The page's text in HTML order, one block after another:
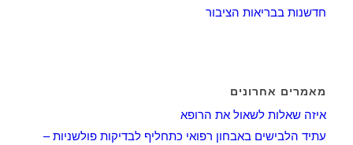
חדשנות בבריאות הציבור
מאמרים אחרונים
איזה שאלות לשאול את הרופא
עתיד הלבישים באבחון רפואי כתחליף לבדיקות פולשניות –